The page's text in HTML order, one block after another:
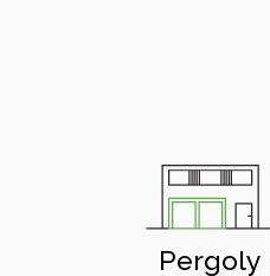
Pergoly